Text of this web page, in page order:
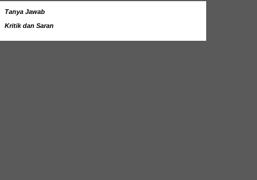
Tanya Jawab
Kritik dan Saran